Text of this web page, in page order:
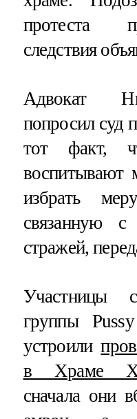
протеста
следствия
Адвокат
попросил суд
тот факт,
воспитывают
избрать
связанную
стражей,
Участницы
группы
устроили
в Храме
сначала они